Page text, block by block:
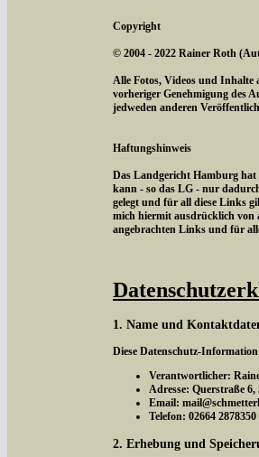
Copyright
© 2004 - 2022 Rainer Roth
Alle Fotos, Videos und Inhalte
vorheriger Genehmigung des
jedweden anderen
Haftungshinweis
Das Landgericht Hamburg hat
kann - so das LG - nur
gelegt und für all diese Links
mich hiermit ausdrücklich von
angebrachten Links und für
1. Name und
Diese Datenschutz-
Verantwortlicher:
Adresse: Querstraße 6,
Email:
Telefon: 02664 2878350
2. Erhebung und